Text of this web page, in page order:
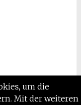
um die
Mit der weiteren